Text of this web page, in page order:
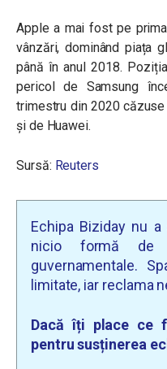
Apple a mai fost pe
vânzări, dominând piața
până în anul 2018.
pericol de Samsung
trimestru din 2020
și de Huawei.
Sursă: Reuters
Echipa Biziday nu
nicio formă de
guvernamentale.
limitate, iar reclama
Dacă îți place ce
pentru susținerea